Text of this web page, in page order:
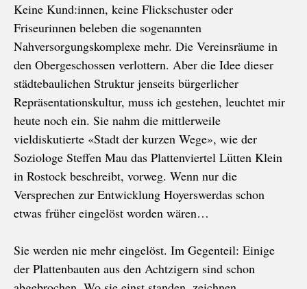
Keine Kund:innen, keine Flickschuster oder
Friseurinnen beleben die sogenannten
Nahversorgungskomplexe mehr. Die Vereinsräume in
den Obergeschossen verlottern. Aber die Idee dieser
städtebaulichen Struktur jenseits bürgerlicher
Repräsentationskultur, muss ich gestehen, leuchtet mir
heute noch ein. Sie nahm die mittlerweile
vieldiskutierte «Stadt der kurzen Wege», wie der
Soziologe Steffen Mau das Plattenviertel Lütten Klein
in Rostock beschreibt, vorweg. Wenn nur die
Versprechen zur Entwicklung Hoyerswerdas schon
etwas früher eingelöst worden wären…
Sie werden nie mehr eingelöst. Im Gegenteil: Einige
der Plattenbauten aus den Achtzigern sind schon